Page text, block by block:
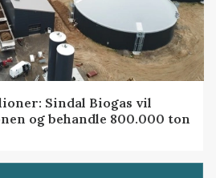
Sindal Biogas vil
og behandle 800.000 ton